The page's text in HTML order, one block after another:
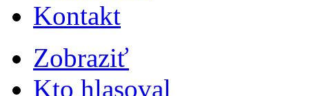
Kontakt
Zobraziť
Kto hlasoval